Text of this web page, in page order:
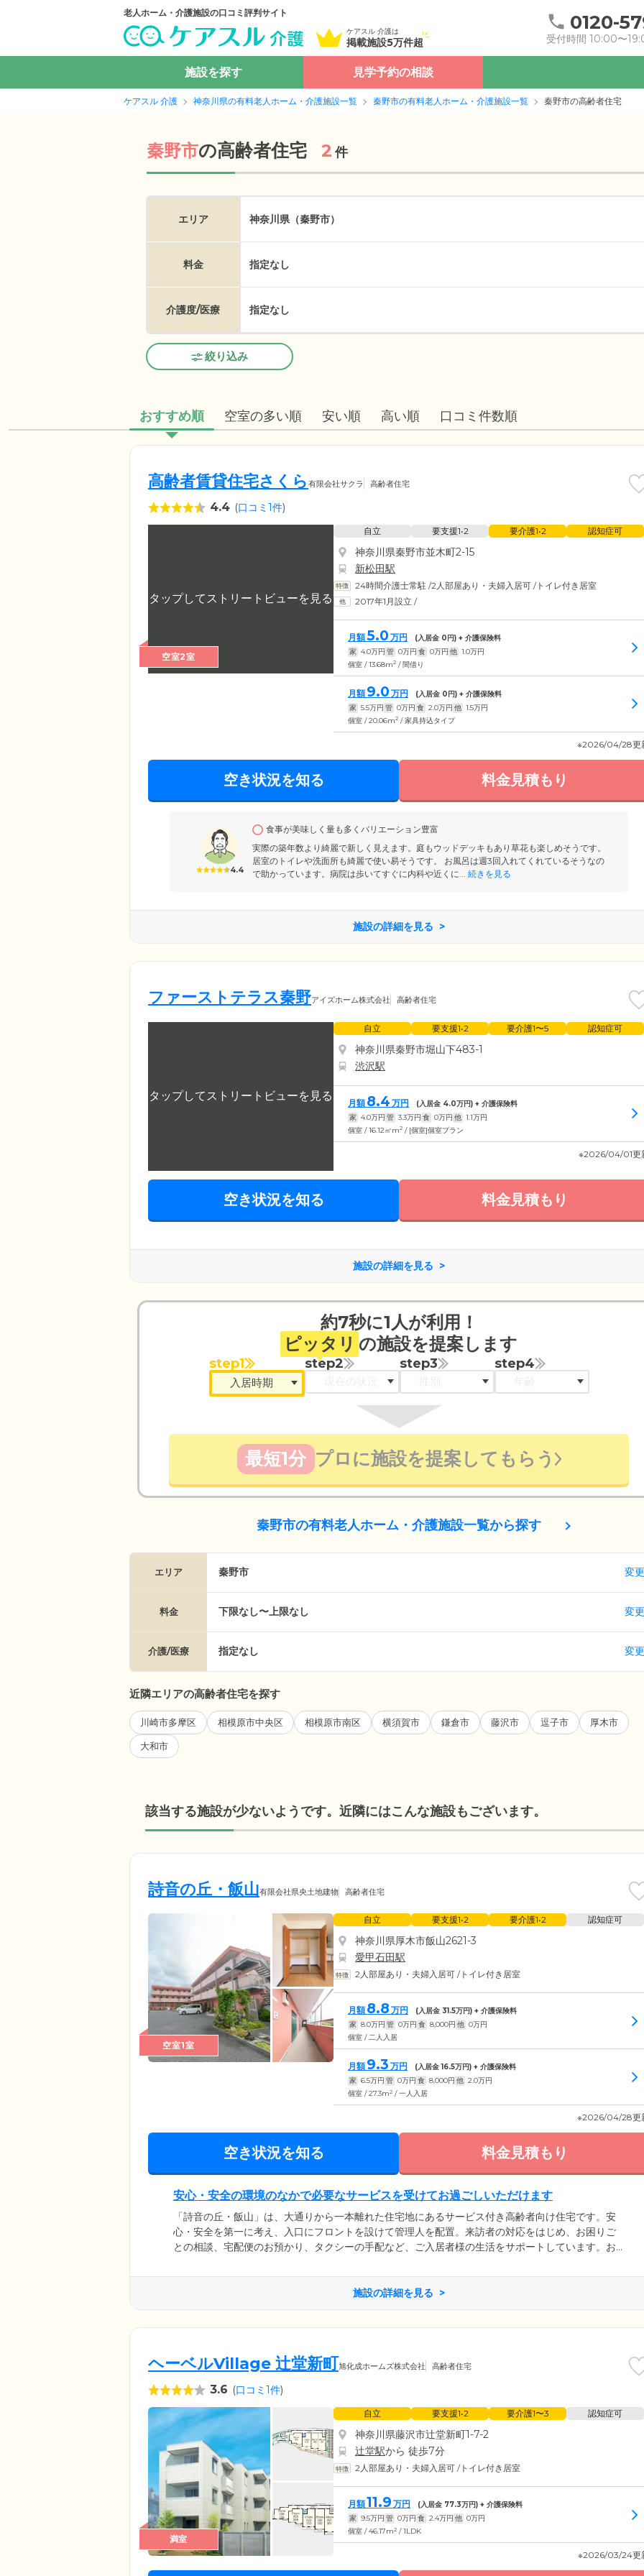
老人ホーム・介護施設の口コミ評判サイト
ケアスル 介護は
掲載施設5万件超
0120-
受付時間 10:00〜
施設を探す 見学予約の相談
ケアスル 介護 神奈川県の有料老人ホーム・介護施設一覧 秦野市の有料老人ホーム・介護施設一覧 秦野市の高齢者住宅
秦野市の高齢者住宅 2 件
エリア 神奈川県（秦野市）
料金 指定なし
介護度/医療 指定なし
絞り込み
おすすめ順 空室の多い順 安い順 高い順 口コミ件数順
高齢者賃貸住宅さくら 有限会社サクラ 高齢者住宅
4.4 (口コミ1件)
空室2室
自立 要支援1•2 要介護1•2 認知症可
神奈川県秦野市並木町2-15
新松田駅
24時間介護士常駐 /2人部屋あり・夫婦入居可 /トイレ付き居室
2017年1月設立 /
月額5.0 万円 (入居金 0円) + 介護保険料
家 4.0万円 管 0万円 食 0万円 他 1.0万円
個室 / 13.68m2 / 間借り
月額 9.0 万円 (入居金 0円) + 介護保険料
家 5.5万円 管 0万円 食 2.0万円 他 1.5万円
個室 / 20.06m2 / 家具持込タイプ
※2026/04/28更
空き状況を知る 料金見積もり
4.4
食事が美味しく量も多くバリエーション豊富
実際の築年数より綺麗で新しく見えます。庭もウッドデッキもあり草花も楽しめそうです。
居室のトイレや洗面所も綺麗で使い易そうです。 お風呂は週3回入れてくれているそうなの
で助かっています。病院は歩いてすぐに内科や近くに...
続きを見る
施設の詳細を見る
ファーストテラス秦野アイズホーム株式会社 高齢者住宅
自立 要支援1•2 要介護1〜5 認知症可
神奈川県秦野市堀山下483-1
渋沢駅
月額 8.4 万円 (入居金 4.0万円) + 介護保険料
家 4.0万円 管 3.3万円 食 0万円 他 1.1万円
個室 / 16.12㎡m2 / [個室]個室プラン
※2026/04/01更
空き状況を知る 料金見積もり
施設の詳細を見る
約7秒に1人が利用！
ピッタリ の施設を提案します
step1 step2 step3 step4
最短1分 プロに施設を提案してもらう
秦野市の有料老人ホーム・介護施設一覧から探す
エリア 秦野市 変更
料金 下限なし〜上限なし 変更
介護/医療 指定なし 変更
近隣エリアの高齢者住宅を探す
川崎市多摩区 相模原市中央区 相模原市南区 横須賀市 鎌倉市 藤沢市 逗子市 厚木市
大和市
該当する施設が少ないようです。近隣にはこんな施設もございます。
詩音の丘・飯山有限会社県央土地建物 高齢者住宅
空室1室
自立 要支援1•2 要介護1•2 認知症可
神奈川県厚木市飯山2621-3
愛甲石田駅
2人部屋あり・夫婦入居可 /トイレ付き居室
月額 8.8 万円 (入居金 31.5万円) + 介護保険料
家 8.0万円 管 0万円 食 8,000円 他 0万円
個室 / 二人入居
月額 9.3 万円 (入居金16.5万円) + 介護保険料
家 6.5万円 管 0万円 食 8,000円 他 2.0万円
個室 / 27.3m2 / 一人入居
※2026/04/28更
空き状況を知る 料金見積もり
安心・安全の環境のなかで必要なサービスを受けてお過ごしいただけます
「詩音の丘・飯山」は、大通りから一本離れた住宅地にあるサービス付き高齢者向け住宅です。安
心・安全を第一に考え、入口にフロントを設けて管理人を配置。来訪者の対応をはじめ、お困りご
との相談、宅配便のお預かり、タクシーの手配など、ご入居者様の生活をサポートしています。お
です。プライバシーの守られたなかでご自身のペースでお過ごしいただけます。各お部屋には、も
しものときに備えて緊急装置を設置。急なや体調不良やお怪我をされたときも安心です。ボタンひ
施設の詳細を見る
ヘーベルVillage 辻堂新町旭化成ホームズ株式会社 高齢者住宅
3.6 (口コミ1件)
満室
自立 要支援1•2 要介護1〜3 認知症可
神奈川県藤沢市辻堂新町1-7-2
辻堂駅から 徒歩7分
2人部屋あり・夫婦入居可 /トイレ付き居室
月額11.9 万円 (入居金 77.3万円) + 介護保険料
家 9.5万円 管 0万円 食 2.4万円 他 0万円
個室 / 46.17m2 / 1LDK
※2026/03/24更